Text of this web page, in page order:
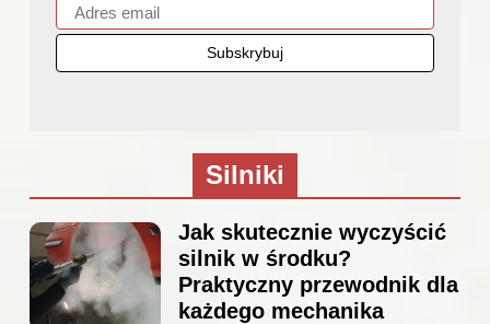
Silniki
Jak skutecznie wyczyścić
silnik w środku?
Praktyczny przewodnik dla
każdego mechanika